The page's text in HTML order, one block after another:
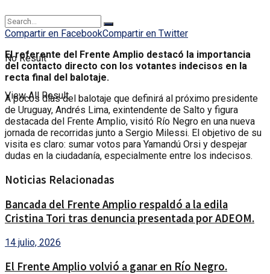
No Result
View All Result
Compartir en FacebookCompartir en Twitter
El referente del Frente Amplio destacó la importancia
del contacto directo con los votantes indecisos en la
recta final del balotaje.
A pocos días del balotaje que definirá al próximo presidente
de Uruguay, Andrés Lima, exintendente de Salto y figura
destacada del Frente Amplio, visitó Río Negro en una nueva
jornada de recorridas junto a Sergio Milessi. El objetivo de su
visita es claro: sumar votos para Yamandú Orsi y despejar
dudas en la ciudadanía, especialmente entre los indecisos.
Noticias Relacionadas
Bancada del Frente Amplio respaldó a la edila
Cristina Tori tras denuncia presentada por ADEOM.
14 julio, 2026
El Frente Amplio volvió a ganar en Río Negro.